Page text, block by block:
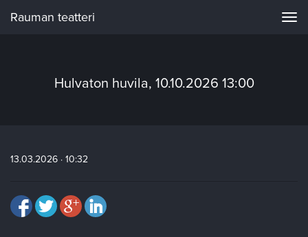
Rauman teatteri
Hulvaton huvila, 10.10.2026 13:00
13.03.2026 · 10:32